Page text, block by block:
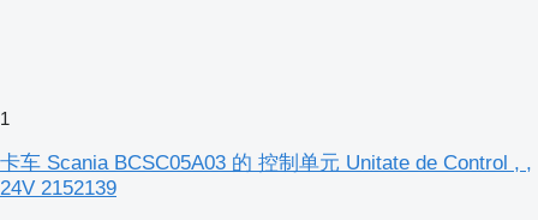
1
卡车 Scania BCSC05A03 的 控制单元 Unitate de Control , ,
24V 2152139